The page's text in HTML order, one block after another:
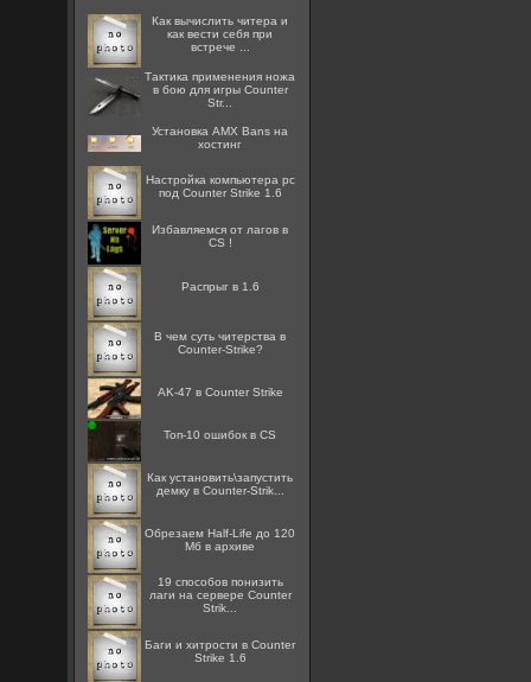
Как вычислить читера и
как вести себя при
встрече ...
Тактика применения ножа
в бою для игры Counter
Str...
Установка AMX Bans на
хостинг
Настройка компьютера pc
под Counter Strike 1.6
Избавляемся от лагов в
CS !
Распрыг в 1.6
В чем суть читерства в
Counter-Strike?
AK-47 в Counter Strike
Топ-10 ошибок в CS
Как установить\запустить
демку в Counter-Strik...
Обрезаем Half-Life до 120
Мб в архиве
19 способов понизить
лаги на сервере Counter
Strik...
Баги и хитрости в Counter
Strike 1.6